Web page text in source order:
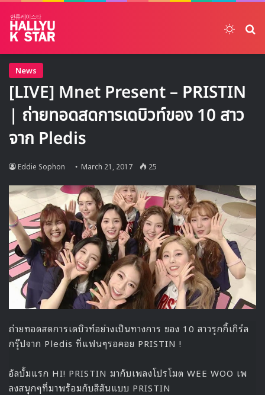
News
[LIVE] Mnet Present – PRISTIN
| ถ่ายทอดสดการเดบิวท์ของ 10 สาว
จาก Pledis
Eddie Sophon March 21, 2017 25
ถ่ายทอดสดการเดบิวท์อย่างเป็นทางการ ของ 10 สาวรุกกี้เกิร์ล
กรุ๊ปจาก Pledis ที่แฟนๆรอคอย PRISTIN !
อัลบั้มแรก HI! PRISTIN มากับเพลงโปรโมต WEE WOO เพ
ลงสนุกๆที่มาพร้อมกับสีสันแบบ PRISTIN